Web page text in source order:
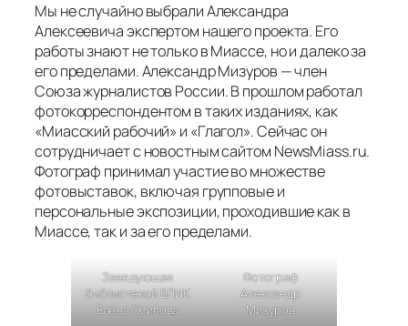
Мы не случайно выбрали Александра
Алексеевича экспертом нашего проекта. Его
работы знают не только в Миассе, но и далеко за
его пределами. Александр Мизуров — член
Союза журналистов России. В прошлом работал
фотокорреспондентом в таких изданиях, как
«Миасский рабочий» и «Глагол». Сейчас он
сотрудничает с новостным сайтом NewsMiass.ru.
Фотограф принимал участие во множестве
фотовыставок, включая групповые и
персональные экспозиции, проходившие как в
Миассе, так и за его пределами.
Заведующая
библиотекой БЛИК
Елена Осипова
Фотограф
Александр
Мизуров